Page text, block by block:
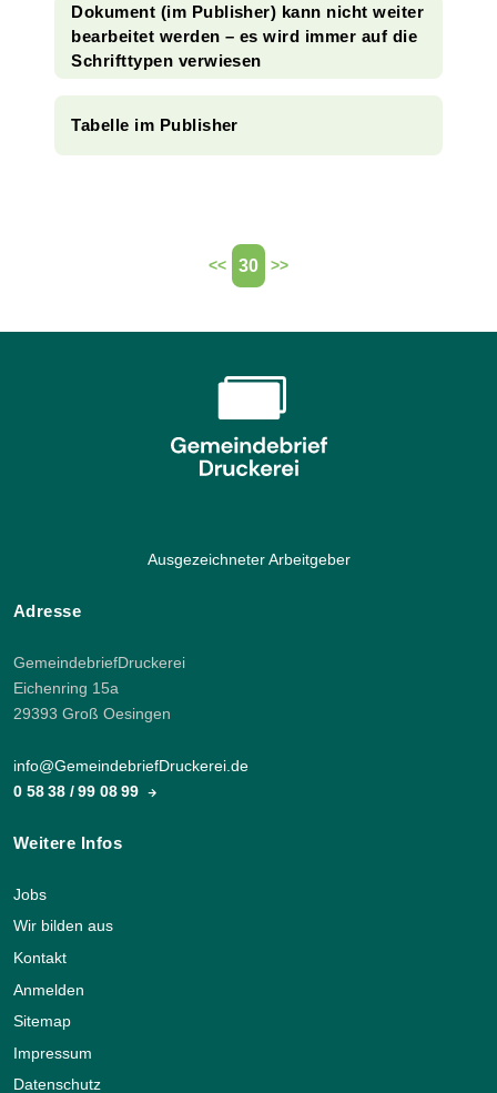
Dokument (im Publisher) kann nicht weiter
bearbeitet werden – es wird immer auf die
Schrifttypen verwiesen
Tabelle im Publisher
<< 30 >>
Ausgezeichneter Arbeitgeber
Adresse
GemeindebriefDruckerei
Eichenring 15a
29393 Groß Oesingen
info@GemeindebriefDruckerei.de
0 58 38 / 99 08 99
Weitere Infos
Jobs
Wir bilden aus
Kontakt
Anmelden
Sitemap
Impressum
Datenschutz